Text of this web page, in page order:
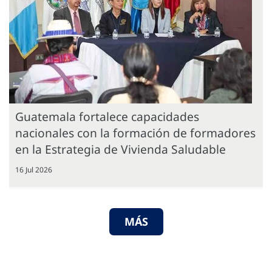
Guatemala fortalece capacidades
nacionales con la formación de formadores
en la Estrategia de Vivienda Saludable
16 Jul 2026
MÁS